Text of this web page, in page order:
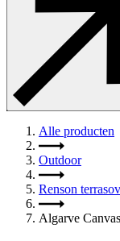
Alle producten
Outdoor
Renson
Algarve